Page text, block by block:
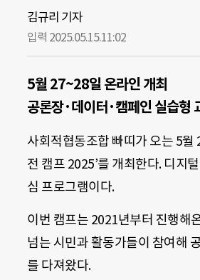
김규리 기자
입력 2025.05.15.11:02
5월 27~28일 온라인 개최
공론장·데이터·캠페인 실습형
사회적협동조합 빠띠가 오는 5월
전 캠프 2025’를 개최한다. 디지
심 프로그램이다.
이번 캠프는 2021년부터 진행해
넘는 시민과 활동가들이 참여해
를 다져왔다.